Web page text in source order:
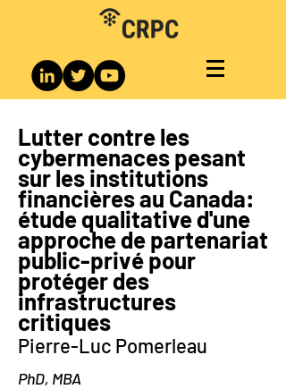
Lutter contre les
cybermenaces pesant
sur les institutions
financières au Canada:
étude qualitative d'une
approche de partenariat
public-privé pour
protéger des
infrastructures
critiques
Pierre-Luc Pomerleau
PhD, MBA